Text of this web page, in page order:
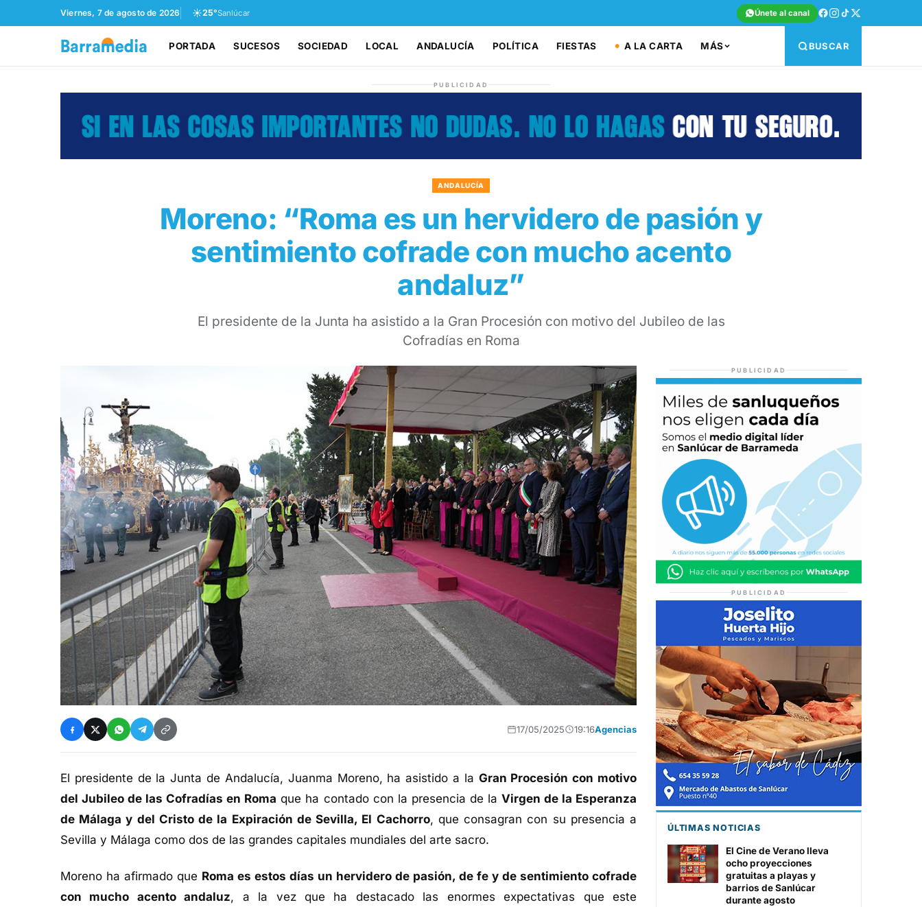
Viernes, 7 de agosto de 2026 ☀️25°Sanlúcar Únete al canal
PORTADA SUCESOS SOCIEDAD LOCAL ANDALUCÍA POLÍTICA FIESTAS A LA CARTA MÁS BUSCAR
PUBLICIDAD
ANDALUCÍA
Moreno: “Roma es un hervidero de pasión y
sentimiento cofrade con mucho acento
andaluz”
El presidente de la Junta ha asistido a la Gran Procesión con motivo del Jubileo de las
Cofradías en Roma
17/05/2025 19:16Agencias
El presidente de la Junta de Andalucía, Juanma Moreno, ha asistido a la Gran Procesión con motivo
del Jubileo de las Cofradías en Roma que ha contado con la presencia de la Virgen de la Esperanza
de Málaga y del Cristo de la Expiración de Sevilla, El Cachorro, que consagran con su presencia a
Sevilla y Málaga como dos de las grandes capitales mundiales del arte sacro.
Moreno ha afirmado que Roma es estos días un hervidero de pasión, de fe y de sentimiento cofrade
con mucho acento andaluz, a la vez que ha destacado las enormes expectativas que este
PUBLICIDAD
PUBLICIDAD
ÚLTIMAS NOTICIAS
El Cine de Verano lleva
ocho proyecciones
gratuitas a playas y
barrios de Sanlúcar
durante agosto